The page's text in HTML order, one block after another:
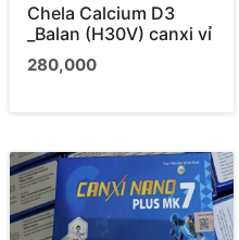
Chela Calcium D3
_Balan (H30V) canxi vỉ
280,000